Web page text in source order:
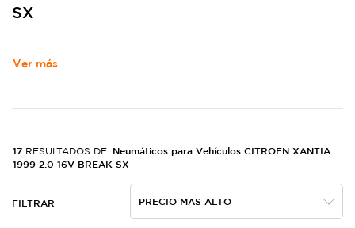
SX
Ver más
17 RESULTADOS DE: Neumáticos para Vehículos CITROEN XANTIA
1999 2.0 16V BREAK SX
FILTRAR